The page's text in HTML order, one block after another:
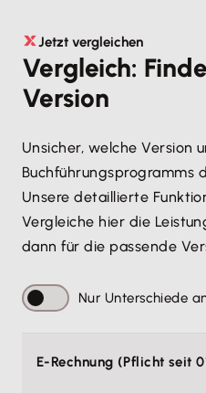
Jetzt vergleichen
Vergleich:
Version
Unsicher, welche Version
Buchführungsprogramms
Unsere detaillierte
Vergleiche hier die
dann für die passende
Nur Unterschiede
E-Rechnung (Pflicht seit